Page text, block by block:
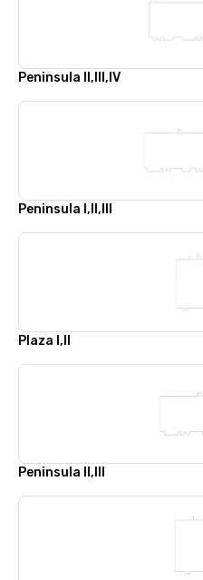
Peninsula II,III,IV
Peninsula I,II,III
Plaza I,II
Peninsula II,III